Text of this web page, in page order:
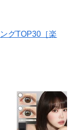
グTOP30［楽